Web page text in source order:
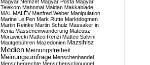
Magyar Nemzet Magyar Posta Magyar
Telekom Mahnmal Maidan Makkabiade
MAL MALÉV Manfred Weber Manipulation
Marine Le Pen Mark Rutte Marktdogmen
Martin Reinke Martin Schulz Massaker in
Kenia Masseneinwanderung Mateusz
Morawiecki Matteo Renzi Matteo Salvini
Mautgebühren Mazedonien Mazsihisz
Medien Meinungsfreiheit
Meinungsumfrage Menschenhandel
Menschenrechte Menschenschmuggel